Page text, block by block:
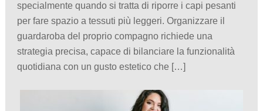
specialmente quando si tratta di riporre i capi pesanti
per fare spazio a tessuti più leggeri. Organizzare il
guardaroba del proprio compagno richiede una
strategia precisa, capace di bilanciare la funzionalità
quotidiana con un gusto estetico che […]